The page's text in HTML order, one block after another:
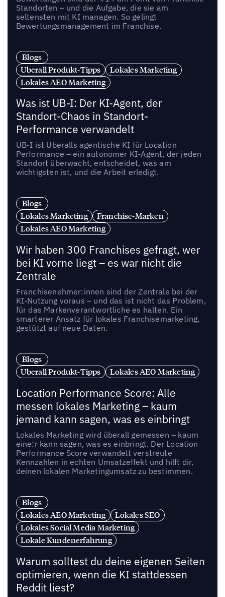
Standorten – und die Aufgabe, die sie am
seltensten mit KI managen. So gelingt
Bewertungsmanagement im Franchise.
Blogs
Uberall Produkt-Tipps
Lokales Marketing
Lokales AEO Marketing
Was ist UB-I: Der KI-Agent, der
Standort-Chaos in Standort-
Performance verwandelt
UB-I ist Uberalls agentische KI für Location
Performance – ein autonomer KI-Agent, der jeden
Standort überwacht, entscheidet, was am
wichtigsten ist, und die Arbeit erledigt.
Blogs
Lokales Marketing
Franchise-Marken
Lokales AEO Marketing
Wir haben 300 Franchises gefragt, wer
bei KI vorne liegt – es war nicht die
Zentrale
Franchisenehmer:innen sind der Zentrale bei der
KI-Nutzung voraus – und das ist nicht das Problem,
für das Markenverantwortliche es halten. Ein
smarterer Ansatz für lokales Franchisemarketing,
gestützt auf neue Daten.
Blogs
Uberall Produkt-Tipps
Lokales AEO Marketing
Location Performance Score: Alle
messen lokales Marketing – kaum
jemand kann sagen, was es einbringt
Lokales Marketing wird überall gemessen – kaum
eine:r kann sagen, was es einbringt. Der Location
Performance Score verwandelt verstreute
Kennzahlen in echten Umsatzeffekt und hilft dir,
deinen lokalen Marketingumsatz zu bestimmen.
Blogs
Lokales AEO Marketing
Lokales SEO
Lokales Social Media Marketing
Lokale Kundenerfahrung
Warum solltest du deine eigenen Seiten
optimieren, wenn die KI stattdessen
Reddit liest?